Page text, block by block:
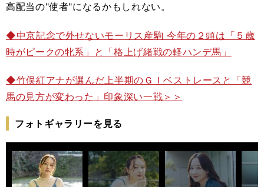
高配当の"使者"になるかもしれない。
◆中京記念で外せないモーリス産駒 今年の２頭は「５歳
時がピークの牝系」と「格上げ緒戦の軽ハンデ馬」
◆竹俣紅アナが選んだ上半期のＧＩベストレースと「競
馬の見方が変わった」印象深い一戦＞＞
フォトギャラリーを見る